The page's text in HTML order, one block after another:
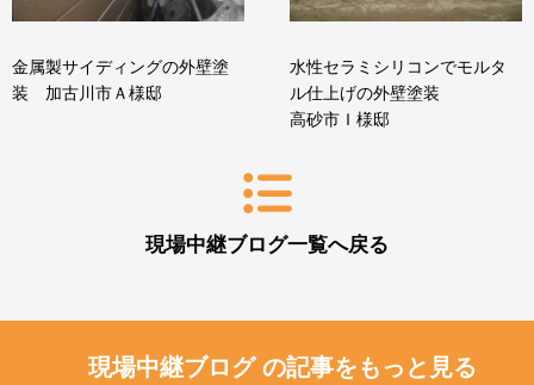
金属製サイディングの外壁塗
装 加古川市Ａ様邸
現場中継ブログ一覧へ戻る
水性セラミシリコンでモルタ
ル仕上げの外壁塗装
高砂市Ｉ様邸
現場中継ブログ の記事をもっと見る